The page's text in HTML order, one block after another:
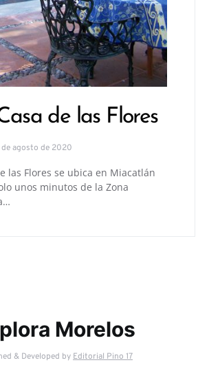
de las Flores
de agosto de 2020
las Flores se ubica en Miacatlán
unos minutos de la Zona
Morelos
& Developed by Editorial Pino 17